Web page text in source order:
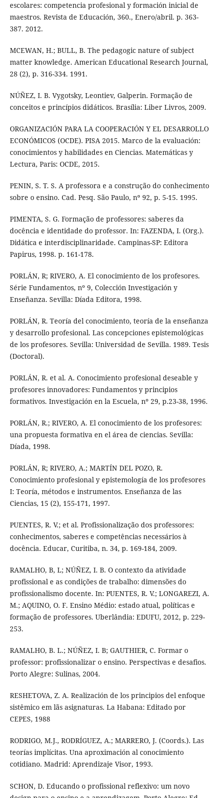
escolares: competencia profesional y formación inicial de
maestros. Revista de Educación, 360., Enero/abril. p. 363-
387. 2012.
MCEWAN, H.; BULL, B. The pedagogic nature of subject
matter knowledge. American Educational Research Journal,
28 (2), p. 316-334. 1991.
NÚÑEZ, I. B. Vygotsky, Leontiev, Galperin. Formação de
conceitos e princípios didáticos. Brasília: Liber Livros, 2009.
ORGANIZACIÓN PARA LA COOPERACIÓN Y EL DESARROLLO
ECONÓMICOS (OCDE). PISA 2015. Marco de la evaluación:
conocimientos y habilidades en Ciencias. Matemáticas y
Lectura, Paris: OCDE, 2015.
PENIN, S. T. S. A professora e a construção do conhecimento
sobre o ensino. Cad. Pesq. São Paulo, nº 92, p. 5-15. 1995.
PIMENTA, S. G. Formação de professores: saberes da
docência e identidade do professor. In: FAZENDA, I. (Org.).
Didática e interdisciplinaridade. Campinas-SP: Editora
Papirus, 1998. p. 161-178.
PORLÁN, R; RIVERO, A. El conocimiento de los profesores.
Série Fundamentos, nº 9, Colección Investigación y
Enseñanza. Sevilla: Díada Editora, 1998.
PORLÁN, R. Teoría del conocimiento, teoría de la enseñanza
y desarrollo profesional. Las concepciones epistemológicas
de los profesores. Sevilla: Universidad de Sevilla. 1989. Tesis
(Doctoral).
PORLÁN, R. et al. A. Conocimiento profesional deseable y
profesores innovadores: Fundamentos y principios
formativos. Investigación en la Escuela, nº 29, p.23-38, 1996.
PORLÁN, R.; RIVERO, A. El conocimiento de los profesores:
una propuesta formativa en el área de ciencias. Sevilla:
Díada, 1998.
PORLÁN, R; RIVERO, A.; MARTÍN DEL POZO, R.
Conocimiento profesional y epistemología de los profesores
I: Teoría, métodos e instrumentos. Enseñanza de las
Ciencias, 15 (2), 155-171, 1997.
PUENTES, R. V.; et al. Profissionalização dos professores:
conhecimentos, saberes e competências necessários à
docência. Educar, Curitiba, n. 34, p. 169-184, 2009.
RAMALHO, B, L; NÚÑEZ, I. B. O contexto da atividade
profissional e as condições de trabalho: dimensões do
profissionalismo docente. In: PUENTES, R. V.; LONGAREZI, A.
M.; AQUINO, O. F. Ensino Médio: estado atual, políticas e
formação de professores. Uberlândia: EDUFU, 2012, p. 229-
253.
RAMALHO, B. L.; NÚÑEZ, I. B; GAUTHIER, C. Formar o
professor: profissionalizar o ensino. Perspectivas e desafios.
Porto Alegre: Sulinas, 2004.
RESHETOVA, Z. A. Realización de los principios del enfoque
sistêmico em lãs asignaturas. La Habana: Editado por
CEPES, 1988
RODRIGO, M.J., RODRÍGUEZ, A.; MARRERO, J. (Coords.). Las
teorías implícitas. Una aproximación al conocimiento
cotidiano. Madrid: Aprendizaje Visor, 1993.
SCHON, D. Educando o profissional reflexivo: um novo